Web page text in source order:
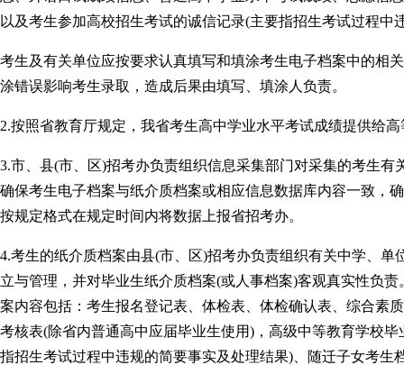
以及考生参加高校招生考试的诚信记录(主要指招生考试过程中
考生及有关单位应按要求认真填写和填涂考生电子档案中的相
涂错误影响考生录取，造成后果由填写、填涂人负责。
2.按照省教育厅规定，我省考生高中学业水平考试成绩提供给
3.市、县(市、区)招考办负责组织信息采集部门对采集的考生
确保考生电子档案与纸介质档案或相应信息数据库内容一致，
按规定格式在规定时间内将数据上报省招考办。
4.考生的纸介质档案由县(市、区)招考办负责组织有关中学、
立与管理，并对毕业生纸介质档案(或人事档案)客观真实性负
案内容包括：考生报名登记表、体检表、体检确认表、综合素
考核表(除省内普通高中应届毕业生使用)，高级中等教育学校
指招生考试过程中违规的简要事实及处理结果)、随迁子女考生